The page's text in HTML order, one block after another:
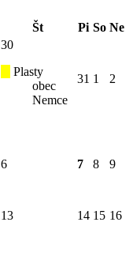
Št Pi So Ne
30
Plasty
obec
Nemce
31 1 2
6 7 8 9
13 14 15 16